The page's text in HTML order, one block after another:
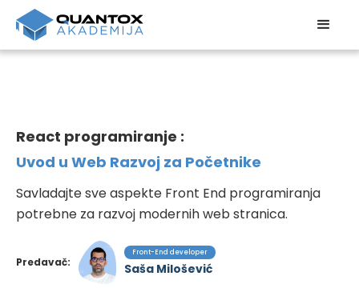
React programiranje :
Uvod u Web Razvoj za Početnike
Savladajte sve aspekte Front End programiranja
potrebne za razvoj modernih web stranica.
Predavač:
Front-End developer
Saša Milošević